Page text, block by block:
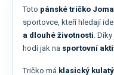
Toto pánské tričko
sportovce, kteří hledají
a dlouhé životnosti.
hodí jak na sportovní
Tričko má klasický